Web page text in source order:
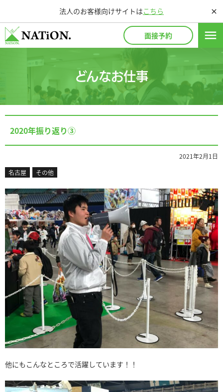
法人のお客様向けサイトはこちら close
面接予約 menu
どんなお仕事
2020年振り返り③
2021年2月1日
名古屋
その他
他にもこんなところで活躍しています！！